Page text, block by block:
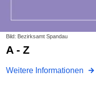
Bild: Bezirksamt Spandau
A - Z
Weitere Informationen